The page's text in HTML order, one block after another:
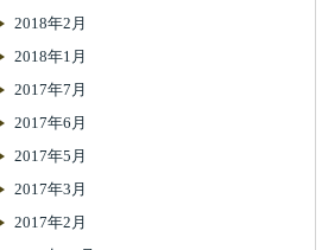
2018年2月
2018年1月
2017年7月
2017年6月
2017年5月
2017年3月
2017年2月